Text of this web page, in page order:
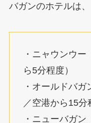
バガンのホテルは、
・ニャウンウ
ら5分程度）
・オールドバ
／空港から15分
・ニューバガ